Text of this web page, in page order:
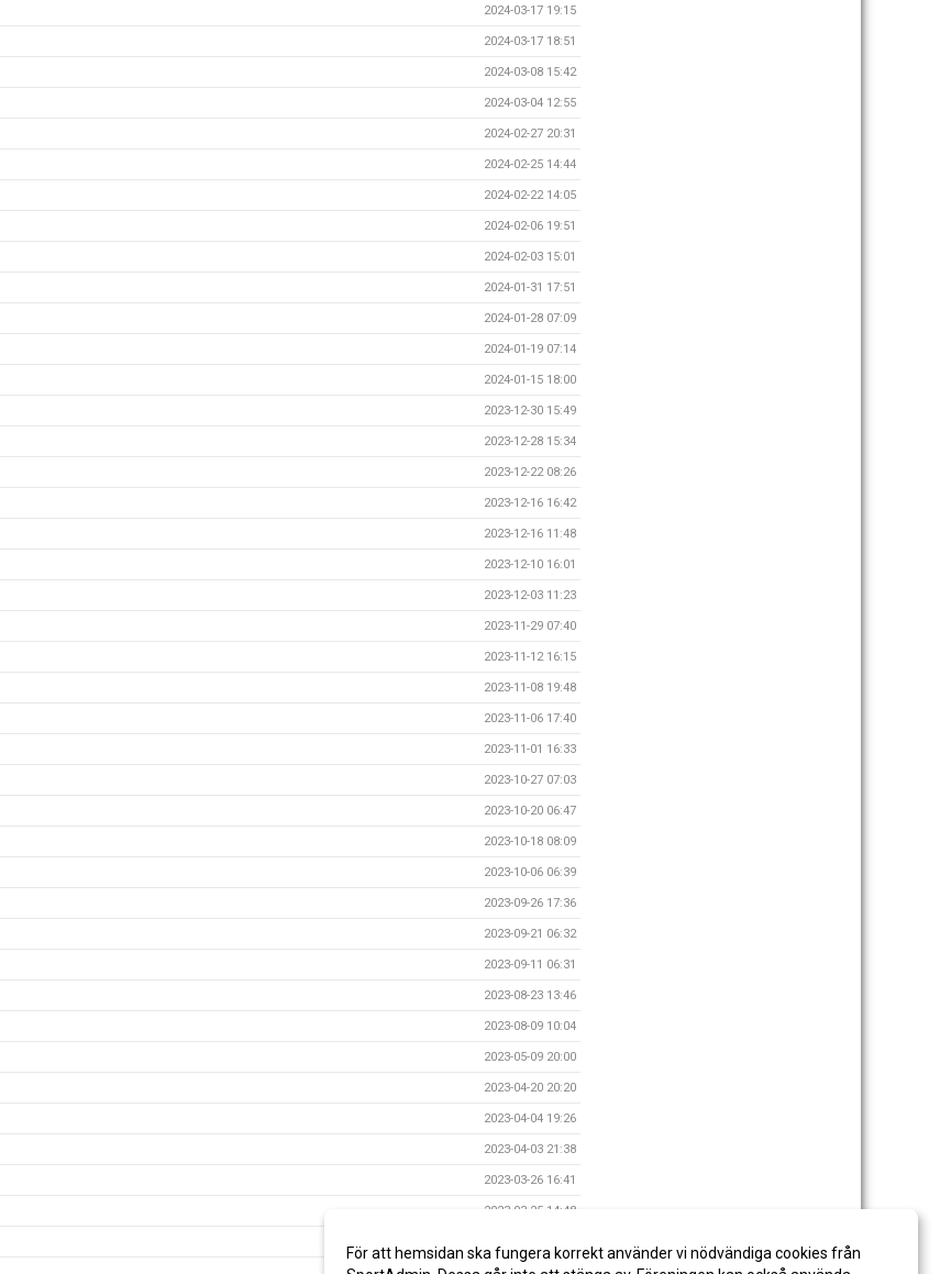
2024-03-17 19:15
2024-03-17 18:51
2024-03-08 15:42
2024-03-04 12:55
2024-02-27 20:31
2024-02-25 14:44
2024-02-22 14:05
2024-02-06 19:51
2024-02-03 15:01
2024-01-31 17:51
2024-01-28 07:09
2024-01-19 07:14
2024-01-15 18:00
2023-12-30 15:49
2023-12-28 15:34
2023-12-22 08:26
2023-12-16 16:42
2023-12-16 11:48
2023-12-10 16:01
2023-12-03 11:23
2023-11-29 07:40
2023-11-12 16:15
2023-11-08 19:48
2023-11-06 17:40
2023-11-01 16:33
2023-10-27 07:03
2023-10-20 06:47
2023-10-18 08:09
2023-10-06 06:39
2023-09-26 17:36
2023-09-21 06:32
2023-09-11 06:31
2023-08-23 13:46
2023-08-09 10:04
2023-05-09 20:00
2023-04-20 20:20
2023-04-04 19:26
2023-04-03 21:38
2023-03-26 16:41
2023-03-25 14:48
För att hemsidan ska fungera korrekt använder vi nödvändiga cookies från